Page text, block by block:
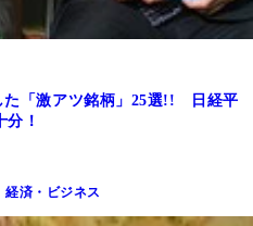
た「激アツ銘柄」25選!! 日経平
！
経済・ビジネス